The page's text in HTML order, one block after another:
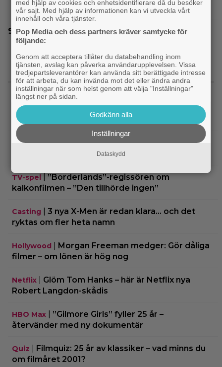
”The Legend of Zelda”
Något är väldigt fel i ”Den hemliga kvinnan” –
danska Netflix-thrillern visar upp sig
SENASTE NYTT
Trivia |Thrillern med Katherine Heigl sålde bara
6 biobiljetter – historiens lägsta intäkter
Dokumentär|Från skaparen av ”Tiger King”:
HBO-dokumentär om reptilsmuggling hyllas
TV-spel
”Borderlands”-regissören om
kalkonfilmen – ”Den tillhörde ingen”
Casting
3 nya X-Men är redan klara… och det
ryktas om fler heta namn
Hollywood
Morgan Freeman medger: Gör dåliga
filmer – om lönen är hög nog
Netflix
Glöm Tom Hanks – här är Netflix nya
Robert Langdon-skådis
HBO Max
”Gilmore Girls” fyller 25 år –
återvänder med ny dokumentär
Quiz
Filmquiz: 25 år av klassiker – vad minns du
om filmåret 2001?
med hjälp av cookies och enhetsidentifierare då du besöker
vår sajt. Med hjälp av informationen kan vi utveckla vårt
innehåll och våra tjänster.
Pop Media och dess partners kräver samtycke för
följande:
Genom att acceptera tillåter du databehandling inom
tjänsten, avslag kan påverka användarupplevelsen. Vissa
tredjepartsleverantörer kan använda sitt berättigade intresse
för att arbeta, du kan invända mot det eller ändra andra
inställningar när som helst genom att välja "Inställningar"
längst ner på sidan.
Godkänn alla
Inställningar
Dataskydd